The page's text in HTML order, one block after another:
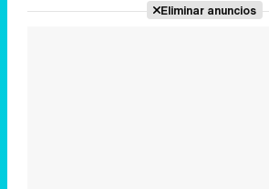
Eliminar anuncios